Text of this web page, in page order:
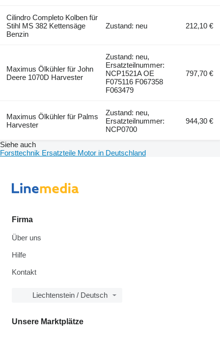
Cilindro Completo Kolben für
Stihl MS 382 Kettensäge
Benzin
Zustand: neu 212,10 €
Maximus Ölkühler für John
Deere 1070D Harvester
Zustand: neu,
Ersatzteilnummer:
NCP1521A OE
F075116 F067358
F063479
797,70 €
Maximus Ölkühler für Palms
Harvester
Zustand: neu,
Ersatzteilnummer:
NCP0700
944,30 €
Siehe auch
Forsttechnik Ersatzteile Motor in Deutschland
Firma
Über uns
Hilfe
Kontakt
Liechtenstein / Deutsch
Unsere Marktplätze